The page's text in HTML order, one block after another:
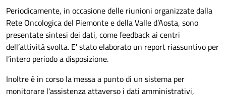
Periodicamente, in occasione delle riunioni organizzate dalla
Rete Oncologica del Piemonte e della Valle d’Aosta, sono
presentate sintesi dei dati, come feedback ai centri
dell’attività svolta. E' stato elaborato un report riassuntivo per
l’intero periodo a disposizione.
Inoltre è in corso la messa a punto di un sistema per
monitorare l'assistenza attaverso i dati amministrativi,